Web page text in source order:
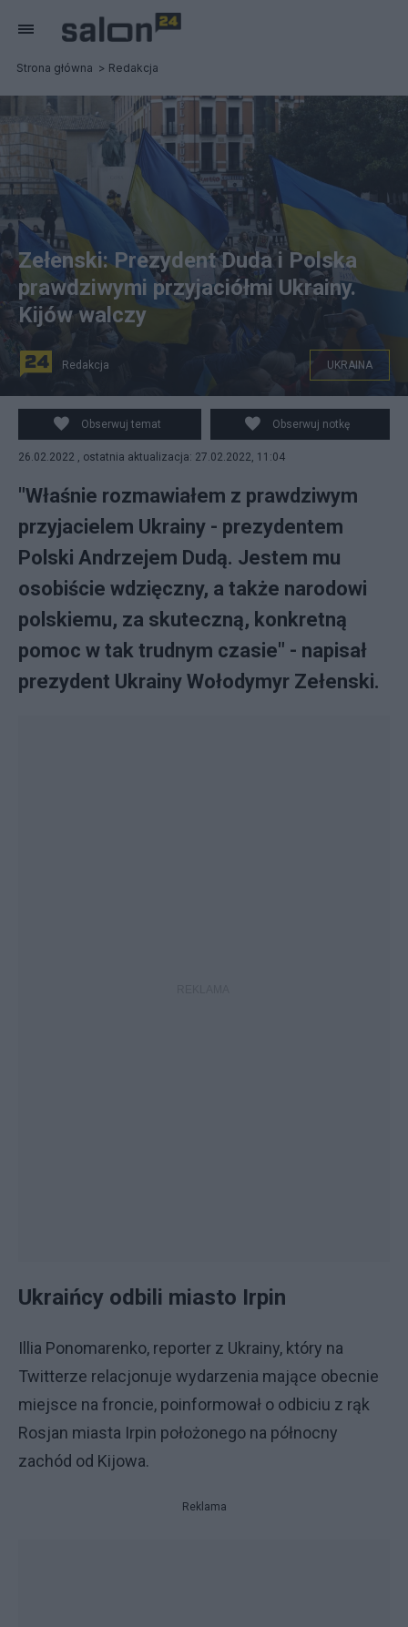
Strona główna Redakcja
Zełenski: Prezydent Duda i Polska
prawdziwymi przyjaciółmi Ukrainy.
Kijów walczy
Redakcja UKRAINA
Obserwuj temat Obserwuj notkę
26.02.2022 , ostatnia aktualizacja: 27.02.2022, 11:04
"Właśnie rozmawiałem z prawdziwym
przyjacielem Ukrainy - prezydentem
Polski Andrzejem Dudą. Jestem mu
osobiście wdzięczny, a także narodowi
polskiemu, za skuteczną, konkretną
pomoc w tak trudnym czasie" - napisał
prezydent Ukrainy Wołodymyr Zełenski.
Ukraińcy odbili miasto Irpin
Illia Ponomarenko, reporter z Ukrainy, który na
Twitterze relacjonuje wydarzenia mające obecnie
miejsce na froncie, poinformował o odbiciu z rąk
Rosjan miasta Irpin położonego na północny
zachód od Kijowa.
Reklama